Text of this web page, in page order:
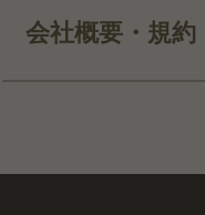
会社概要・規約